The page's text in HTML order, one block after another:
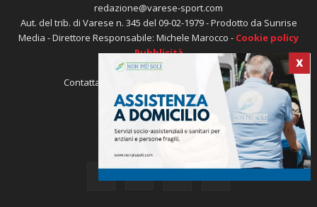
X
redazione@varese-sport.com
Aut. del trib. di Varese n. 345 del 09-02-1979 - Prodotto da Sunrise
Media - Direttore Responsabile: Michele Marocco - Cookie policy
Pubblicità
Contattaci: redazione@varese-sport.com
SEGUICI